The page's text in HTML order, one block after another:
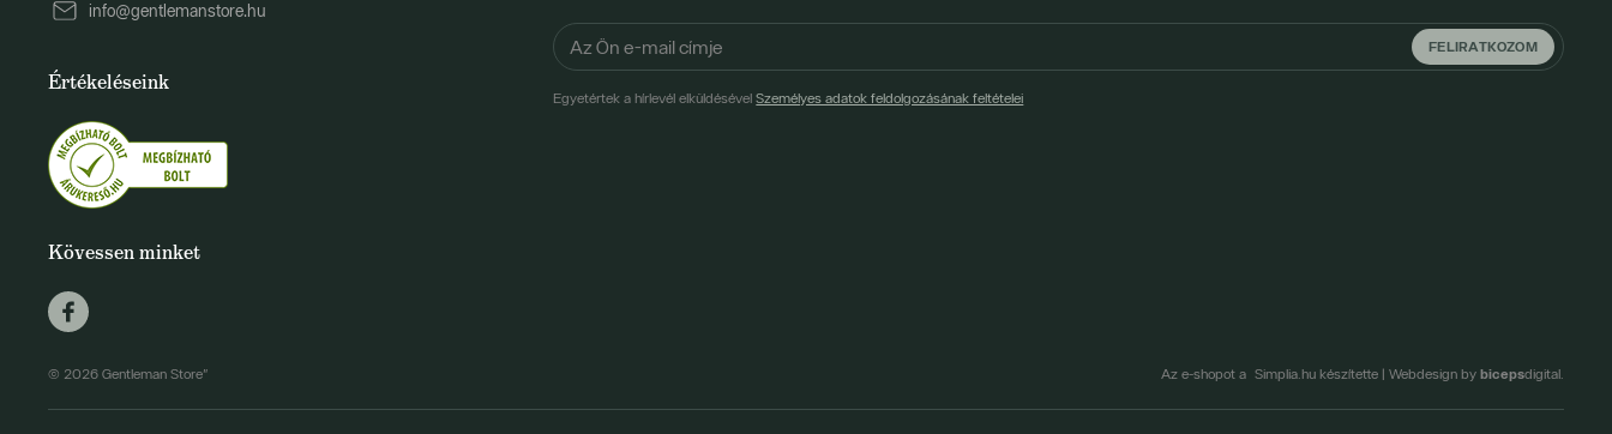
FELIRATKOZOM
Egyetértek a hírlevél elküldésévelSzemélyes adatok feldolgozásának feltételei
info@gentlemanstore.hu
Értékeléseink
Kövessen minket
© 2026 Gentleman Store" Az e-shopot a Simplia.hu készítette | Webdesign by bicepsdigital.